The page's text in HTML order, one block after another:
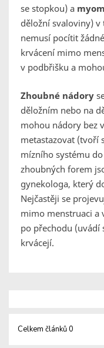
se stopkou) a
děložní svaloviny) v
nemusí pocítit
krvácení mimo
v podbřišku a
Zhoubné nádory
děložním nebo na
mohou nádory bez
metastazovat (tvoří
mízního systému
zhoubných forem
gynekologa, který
Nejčastěji se
mimo menstruaci a
po přechodu (uvádí
krvácejí.
Celkem článků 0